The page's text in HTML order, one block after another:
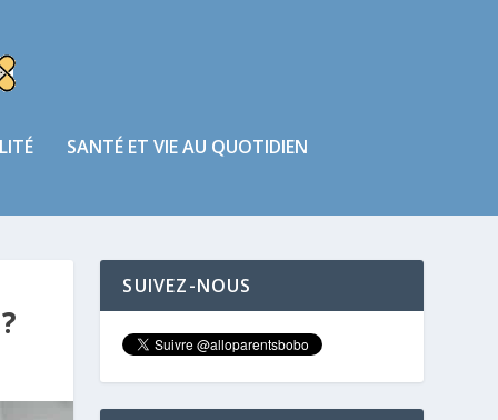
SANTÉ ET VIE AU QUOTIDIEN
SUIVEZ-NOUS